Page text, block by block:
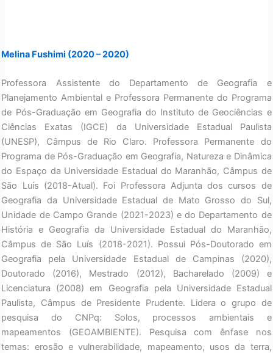
Melina Fushimi (2020 – 2020)
Professora Assistente do Departamento de Geografia e
Planejamento Ambiental e Professora Permanente do Programa
de Pós-Graduação em Geografia do Instituto de Geociências e
Ciências Exatas (IGCE) da Universidade Estadual Paulista
(UNESP), Câmpus de Rio Claro. Professora Permanente do
Programa de Pós-Graduação em Geografia, Natureza e Dinâmica
do Espaço da Universidade Estadual do Maranhão, Câmpus de
São Luís (2018-Atual). Foi Professora Adjunta dos cursos de
Geografia da Universidade Estadual de Mato Grosso do Sul,
Unidade de Campo Grande (2021-2023) e do Departamento de
História e Geografia da Universidade Estadual do Maranhão,
Câmpus de São Luís (2018-2021). Possui Pós-Doutorado em
Geografia pela Universidade Estadual de Campinas (2020),
Doutorado (2016), Mestrado (2012), Bacharelado (2009) e
Licenciatura (2008) em Geografia pela Universidade Estadual
Paulista, Câmpus de Presidente Prudente. Lidera o grupo de
pesquisa do CNPq: Solos, processos ambientais e
mapeamentos (GEOAMBIENTE). Pesquisa com ênfase nos
temas: erosão e vulnerabilidade, mapeamento, usos da terra,